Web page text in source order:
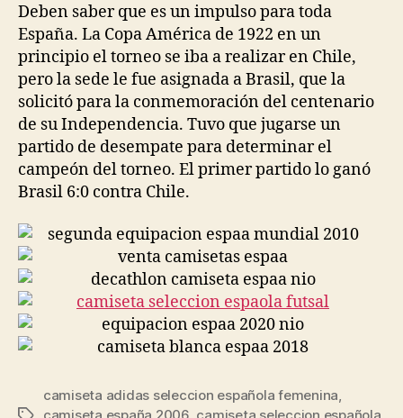
Deben saber que es un impulso para toda
España. La Copa América de 1922 en un
principio el torneo se iba a realizar en Chile,
pero la sede le fue asignada a Brasil, que la
solicitó para la conmemoración del centenario
de su Independencia. Tuvo que jugarse un
partido de desempate para determinar el
campeón del torneo. El primer partido lo ganó
Brasil 6:0 contra Chile.
camiseta adidas seleccion española femenina,